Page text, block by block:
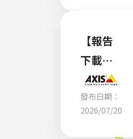
企業專
屬的 AI
智慧引
擎
【報告
下載】
The
Intellig
ent
發布日期：
2026/07/20